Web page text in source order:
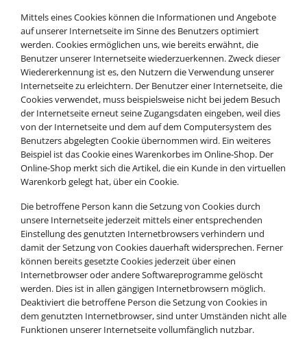
Mittels eines Cookies können die Informationen und Angebote
auf unserer Internetseite im Sinne des Benutzers optimiert
werden. Cookies ermöglichen uns, wie bereits erwähnt, die
Benutzer unserer Internetseite wiederzuerkennen. Zweck dieser
Wiedererkennung ist es, den Nutzern die Verwendung unserer
Internetseite zu erleichtern. Der Benutzer einer Internetseite, die
Cookies verwendet, muss beispielsweise nicht bei jedem Besuch
der Internetseite erneut seine Zugangsdaten eingeben, weil dies
von der Internetseite und dem auf dem Computersystem des
Benutzers abgelegten Cookie übernommen wird. Ein weiteres
Beispiel ist das Cookie eines Warenkorbes im Online-Shop. Der
Online-Shop merkt sich die Artikel, die ein Kunde in den virtuellen
Warenkorb gelegt hat, über ein Cookie.
Die betroffene Person kann die Setzung von Cookies durch
unsere Internetseite jederzeit mittels einer entsprechenden
Einstellung des genutzten Internetbrowsers verhindern und
damit der Setzung von Cookies dauerhaft widersprechen. Ferner
können bereits gesetzte Cookies jederzeit über einen
Internetbrowser oder andere Softwareprogramme gelöscht
werden. Dies ist in allen gängigen Internetbrowsern möglich.
Deaktiviert die betroffene Person die Setzung von Cookies in
dem genutzten Internetbrowser, sind unter Umständen nicht alle
Funktionen unserer Internetseite vollumfänglich nutzbar.